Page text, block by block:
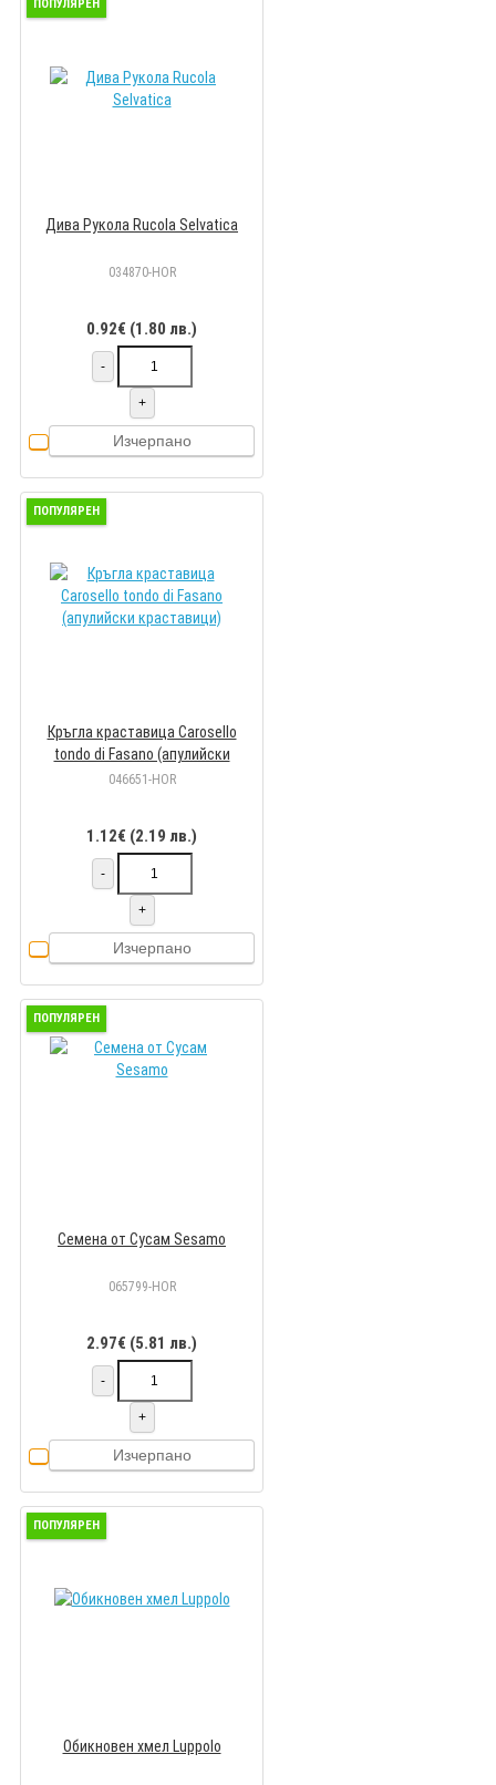
ПОПУЛЯРЕН
Дива Рукола Rucola Selvatica
034870-HOR
0.92€ (1.80 лв.)
-
+
Изчерпано
ПОПУЛЯРЕН
Кръгла краставица Carosello
tondo di Fasano (апулийски
краставици)
046651-HOR
1.12€ (2.19 лв.)
-
+
Изчерпано
ПОПУЛЯРЕН
Семена от Сусам Sesamo
065799-HOR
2.97€ (5.81 лв.)
-
+
Изчерпано
ПОПУЛЯРЕН
Обикновен хмел Luppolo